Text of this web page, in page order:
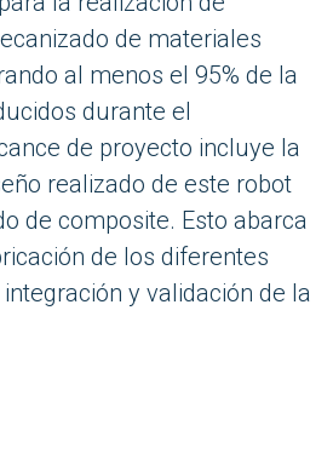
de materiales
al menos el 95% de la
durante el
de proyecto incluye la
realizado de este robot
de composite. Esto abarca
de los diferentes
y validación de la